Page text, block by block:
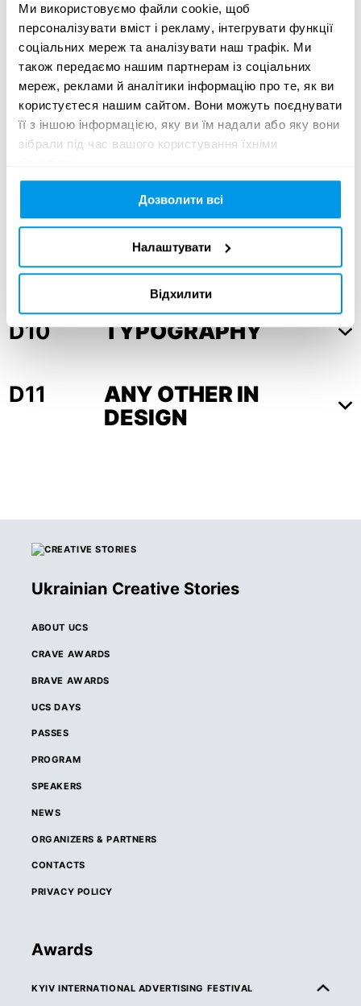
Ми використовуємо файли cookie, щоб
персоналізувати вміст і рекламу, інтегрувати функції
соціальних мереж та аналізувати наш трафік. Ми
також передаємо нашим партнерам із соціальних
мереж, реклами й аналітики інформацію про те, як ви
користуєтеся нашим сайтом. Вони можуть поєднувати
її з іншою інформацією, яку ви їм надали або яку вони
зібрали під час вашого користування їхніми
Дозволити всі
Налаштувати
Відхилити
D05 ILLUSTRATION
D06 PHOTOGRAPHY
D07 PACKAGING
MOTION GRAPHICS
D09 SPATIAL DESIGN
D10 TYPOGRAPHY
D11
ANY OTHER IN
DESIGN
Ukrainian Creative Stories
ABOUT UCS
CRAVE AWARDS
BRAVE AWARDS
UCS DAYS
PASSES
PROGRAM
SPEAKERS
NEWS
ORGANIZERS & PARTNERS
CONTACTS
PRIVACY POLICY
Awards
KYIV INTERNATIONAL ADVERTISING FESTIVAL